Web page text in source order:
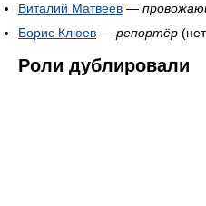
Виталий Матвеев —
Борис Клюев — репортёр
Роли дублировали